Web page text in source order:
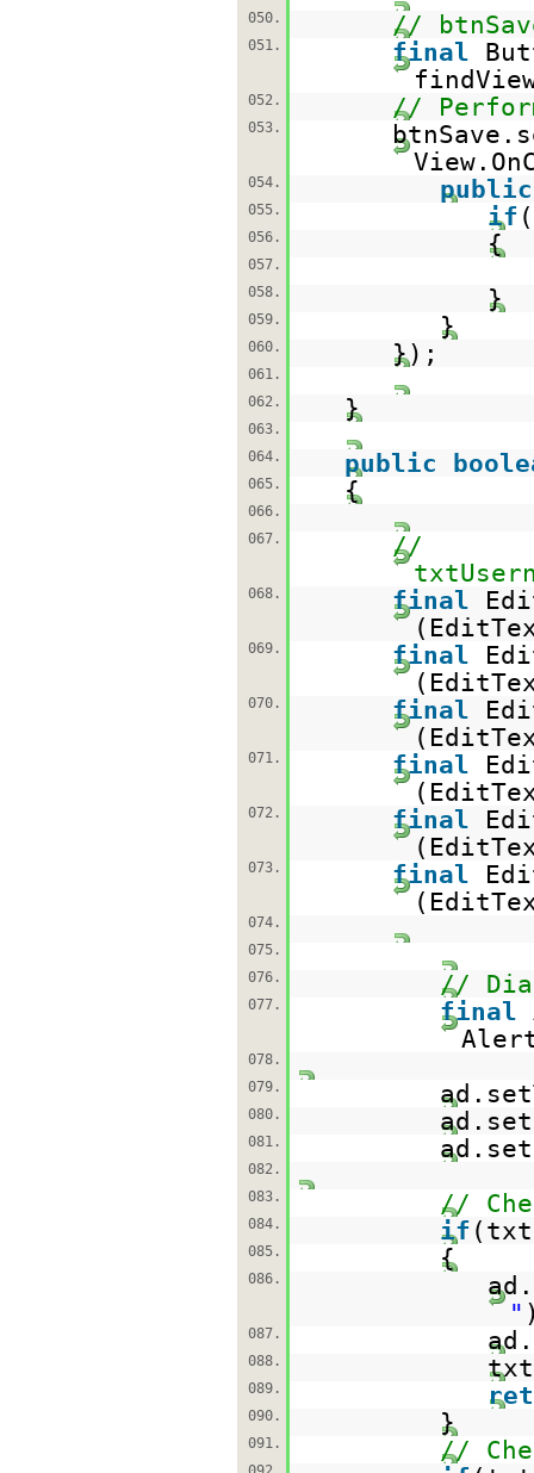
050.
//
051. final
052. //
053.
054. public
055. if
056. {
057.
058.
}
059. }
060. });
061.
062.
}
063.
064.
public
065. {
066.
067.
//
068. final
069. final
070. final
071. final
072. final
073. final
074.
075.
076.
//
077. final
078.
079.
080.
081.
082.
083.
//
084. if
085. {
086.
"
087.
088.
089.
090. }
091. //